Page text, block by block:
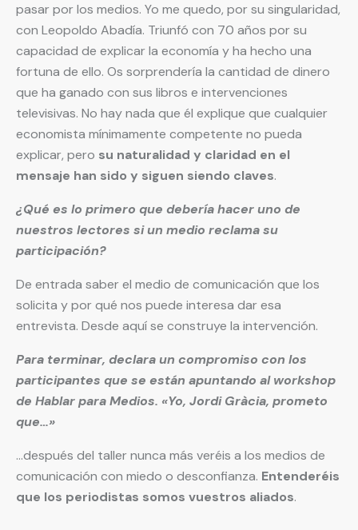
pasar por los medios. Yo me quedo, por su singularidad,
con Leopoldo Abadía. Triunfó con 70 años por su
capacidad de explicar la economía y ha hecho una
fortuna de ello. Os sorprendería la cantidad de dinero
que ha ganado con sus libros e intervenciones
televisivas. No hay nada que él explique que cualquier
economista mínimamente competente no pueda
explicar, pero su naturalidad y claridad en el
mensaje han sido y siguen siendo claves.
¿Qué es lo primero que debería hacer uno de
nuestros lectores si un medio reclama su
participación?
De entrada saber el medio de comunicación que los
solicita y por qué nos puede interesa dar esa
entrevista. Desde aquí se construye la intervención.
Para terminar, declara un compromiso con los
participantes que se están apuntando al workshop
de Hablar para Medios. «Yo, Jordi Gràcia, prometo
que…»
…después del taller nunca más veréis a los medios de
comunicación con miedo o desconfianza. Entenderéis
que los periodistas somos vuestros aliados.